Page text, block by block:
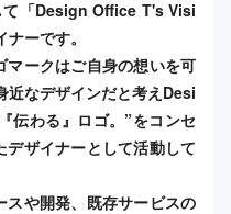
て「Design Office T's Visi
ーです。
マークはご自身の想いを可
近なデザインだと考えDesi
わる』ロゴ。”​ をコンセ
ザイナーとして活動して
スや開発、既存サービスの